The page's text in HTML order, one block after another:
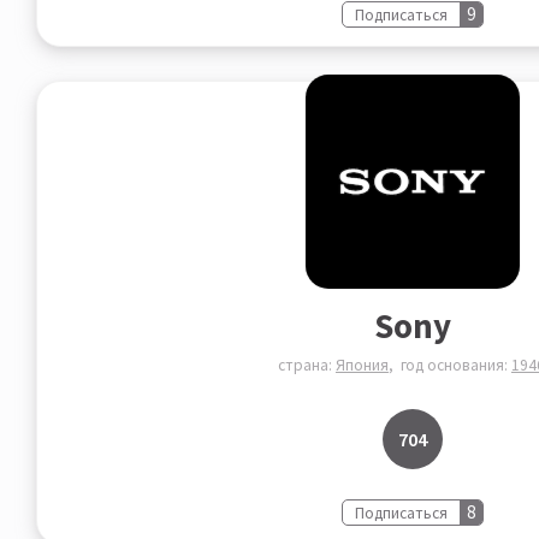
Подписаться 9
Sony
страна: Япония год основания:
704
Подписаться 8